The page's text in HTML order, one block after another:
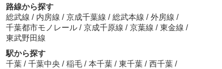
路線から探す
総武線 / 内房線 / 京成千葉線 / 総武本線 / 外房線 /
千葉都市モノレール / 京成千原線 / 京葉線 / 東金線 /
東武野田線
駅から探す
千葉 / 千葉中央 / 稲毛 / 本千葉 / 東千葉 / 西千葉 /